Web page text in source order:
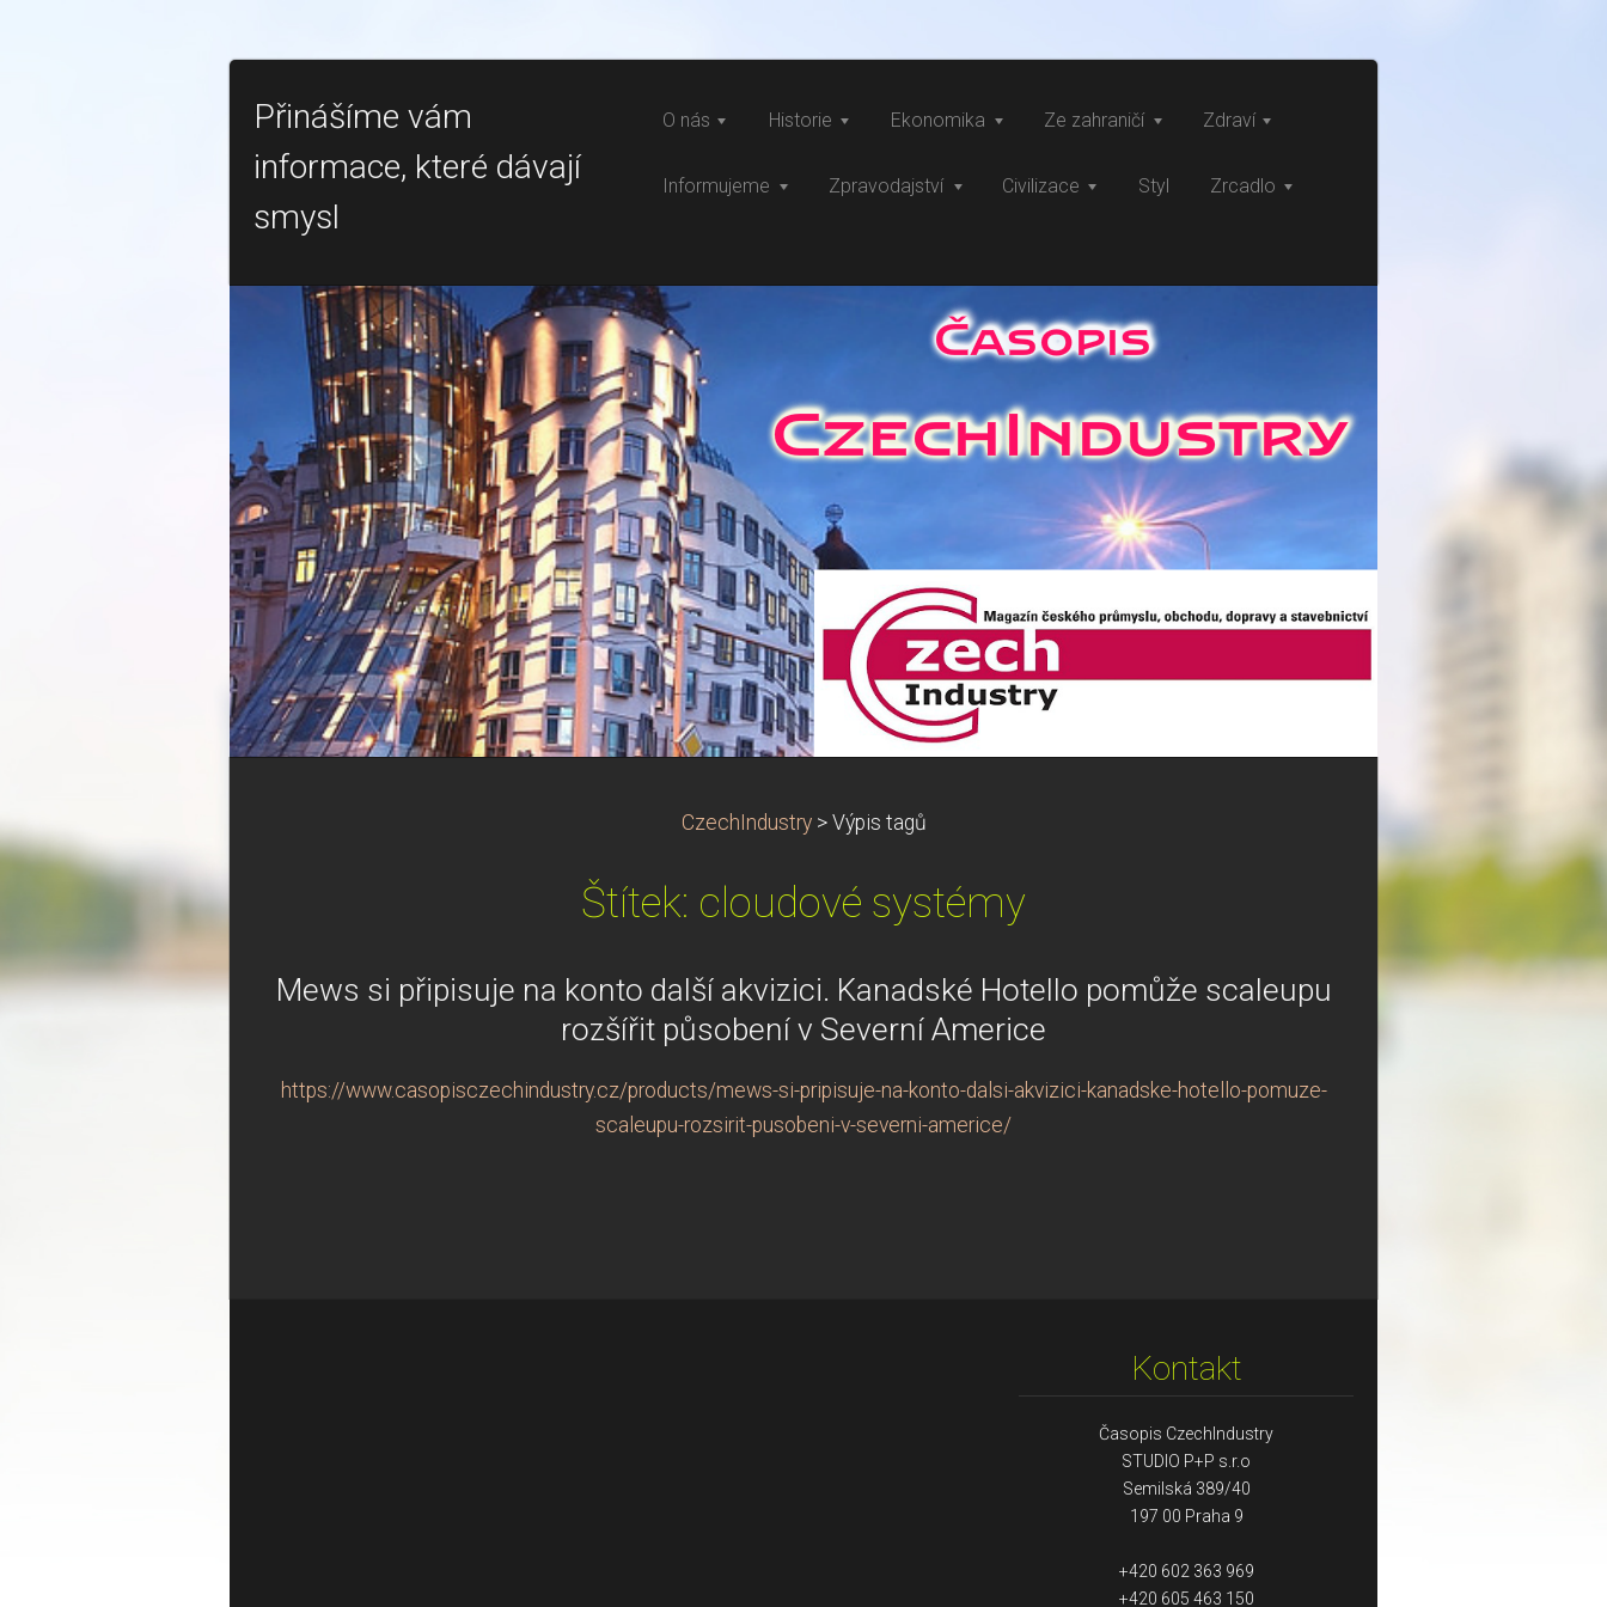
Přinášíme vám
informace, které dávají
smysl
O nás Historie Ekonomika Ze zahraničí Zdraví
Informujeme Zpravodajství Civilizace Styl Zrcadlo
CzechIndustry > Výpis tagů
Štítek: cloudové systémy
Mews si připisuje na konto další akvizici. Kanadské Hotello pomůže scaleupu
rozšířit působení v Severní Americe
https://www.casopisczechindustry.cz/products/mews-si-pripisuje-na-konto-dalsi-akvizici-kanadske-hotello-pomuze-
scaleupu-rozsirit-pusobeni-v-severni-americe/
Kontakt
Časopis CzechIndustry
STUDIO P+P s.r.o
Semilská 389/40
197 00 Praha 9
+420 602 363 969
+420 605 463 150